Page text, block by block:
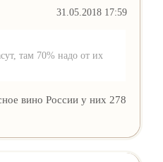
31.05.2018 17:59
там 70% надо от их
вино России у них 278